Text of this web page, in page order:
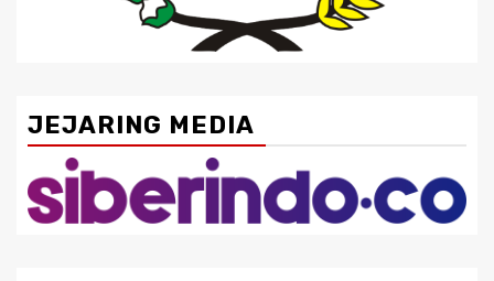
JEJARING MEDIA